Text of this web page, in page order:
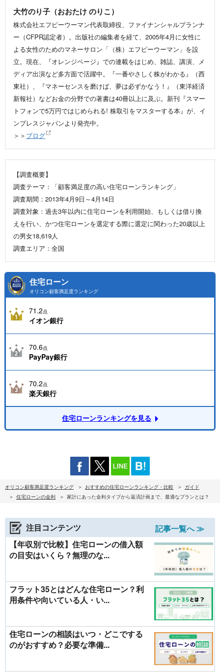
大竹のり子（おおたけ のりこ）
株式会社エフピーウーマン代表取締役、ファイナンシャルプランナ
ー（CFPR認定者）。出版社の編集者を経て、2005年4月に女性に
よる女性のためのマネーサロン「（株）エフピーウーマン」を設
立。現在、『オレンジページ』での連載をはじめ、雑誌、講演、メ
ディア出演など多方面で活躍中。『一番やさしく株がわかる』（西
東社）、『マネーセンスを磨けば、夢は必ずかなう！』（東洋経済
新報社）などお金の分野での著書は40冊以上に及ぶ。新刊『スマー
トフォンで5万円ではじめられる! 株取引をマスターする本』が、イ
ンプレスジャパンより発売中。
＞＞ ブログ
【調査概要】
調査テーマ：「顧客満足度の高い住宅ローンランキング」
調査期間：2013年4月9日～4月14日
調査対象：過去3年以内に住宅ローンを利用開始、もしくは借り換
えを行い、かつ住宅ローンを選定する際に選定に関わった20歳以上
の男女18,619人
調査エリア：全国
住宅ローン
オリコン顧客満足度ランキング
71.2点
イオン銀行
70.6点
PayPay銀行
70.2点
楽天銀行
住宅ローンランキングを見る
オリコン顧客満足度ランキング おすすめの住宅ローンランキング・比較
ガイド
住宅ローンの金利
家計にあった金利タイプから返済計画まで、最適なプランとは？
注目コンテンツ
記事一覧へ ≫
【年収別で比較】住宅ローンの借入額
の目安はいくら？無理のな...
フラット35とはどんな住宅ローン？利
用条件や向いている人・い...
住宅ローンの相談はいつ・どこでする
のがおすすめ？必要な準備...